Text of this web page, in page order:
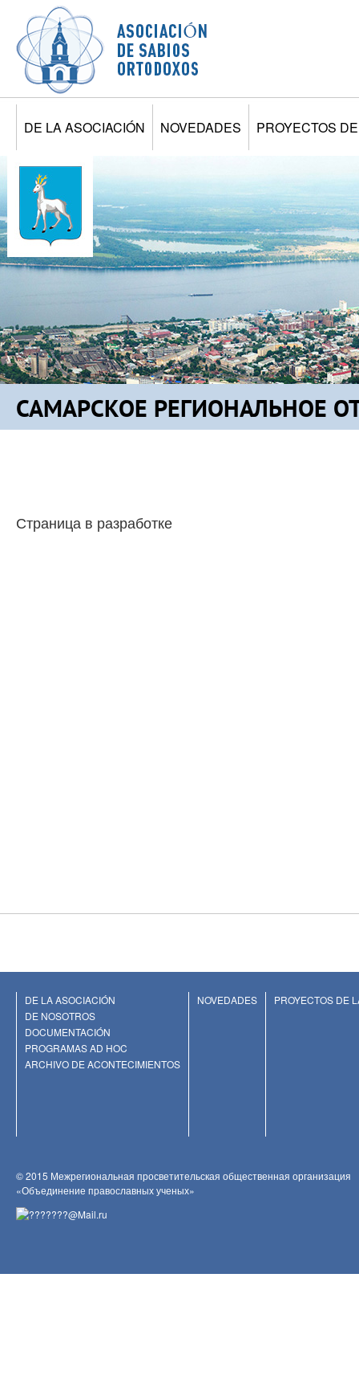
DE LA ASOCIACIÓN NOVEDADES PROYECTOS
САМАРСКОЕ РЕГИОНАЛЬНОЕ
Страница в разработке
DE LA ASOCIACIÓN
DE NOSOTROS
DOCUMENTACIÓN
PROGRAMAS AD HOC
ARCHIVO DE ACONTECIMIENTOS
NOVEDADES PROYECTOS DE
© 2015 Межрегиональная просветительская общественная организация
«Объединение православных ученых»